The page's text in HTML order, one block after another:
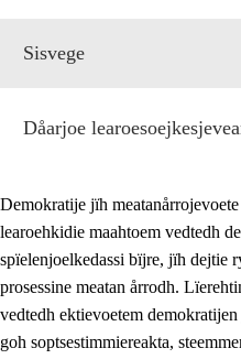
Sisvege
Dåarjoe
Demokratije jïh
learoehkidie maahtoem vedtedh
spïelenjoelkedassi bïjre, jïh dejtie
prosessine meatan årrodh.
vedtedh ektievoetem
goh soptsestimmiereakta,